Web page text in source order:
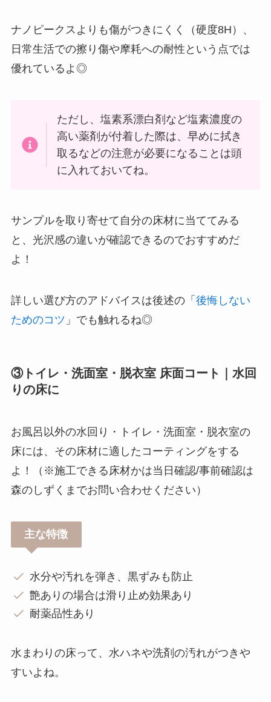
ナノピークスよりも傷がつきにくく（硬度8H）、
日常生活での擦り傷や摩耗への耐性という点では
優れているよ◎
ただし、塩素系漂白剤など塩素濃度の
高い薬剤が付着した際は、早めに拭き
取るなどの注意が必要になることは頭
に入れておいてね。
サンプルを取り寄せて自分の床材に当ててみる
と、光沢感の違いが確認できるのでおすすめだ
よ！
詳しい選び方のアドバイスは後述の「 後悔しない
ためのコツ 」でも触れるね◎
③トイレ・洗面室・脱衣室 床面コート｜水回
りの床に
お風呂以外の水回り・トイレ・洗面室・脱衣室の
床には、その床材に適したコーティングをする
よ！（※施工できる床材かは当日確認/事前確認は
森のしずくまでお問い合わせください）
主な特徴
水分や汚れを弾き、黒ずみも防止
艶ありの場合は滑り止め効果あり
耐薬品性あり
水まわりの床って、水ハネや洗剤の汚れがつきや
すいよね。